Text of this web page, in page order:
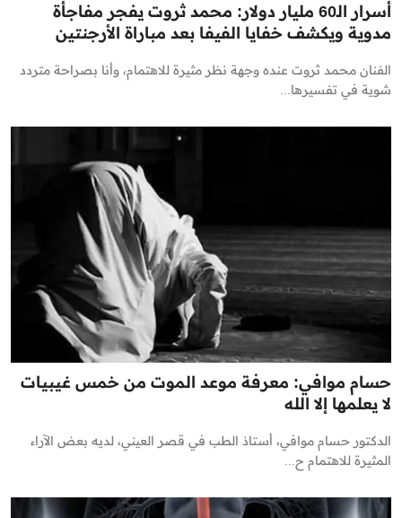
أسرار الـ60 مليار دولار: محمد ثروت يفجر مفاجأة
مدوية ويكشف خفايا الفيفا بعد مباراة الأرجنتين
الفنان محمد ثروت عنده وجهة نظر مثيرة للاهتمام، وأنا بصراحة متردد
شوية في تفسيرها...
حسام موافي: معرفة موعد الموت من خمس غيبيات
لا يعلمها إلا الله
الدكتور حسام موافي، أستاذ الطب في قصر العيني، لديه بعض الآراء
المثيرة للاهتمام ح...